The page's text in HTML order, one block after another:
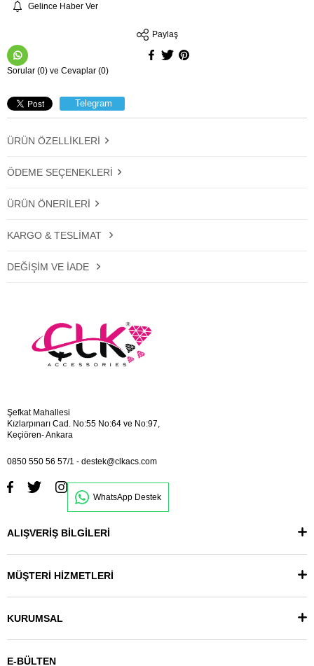
Gelince Haber Ver
Paylaş
Sorular (0) ve Cevaplar (0)
Telegram
ÜRÜN ÖZELLIKLERI
ÖDEME SEÇENEKLERI
ÜRÜN ÖNERILERI
KARGO & TESLIMAT
DEĞIŞIM VE İADE
Şefkat Mahallesi
Kızlarpınarı Cad. No:55 No:64 ve No:97,
Keçiören- Ankara
0850 550 56 57/1 - destek@clkacs.com
WhatsApp Destek
ALIŞVERİŞ BİLGİLERİ
MÜŞTERİ HİZMETLERİ
KURUMSAL
E-BÜLTEN